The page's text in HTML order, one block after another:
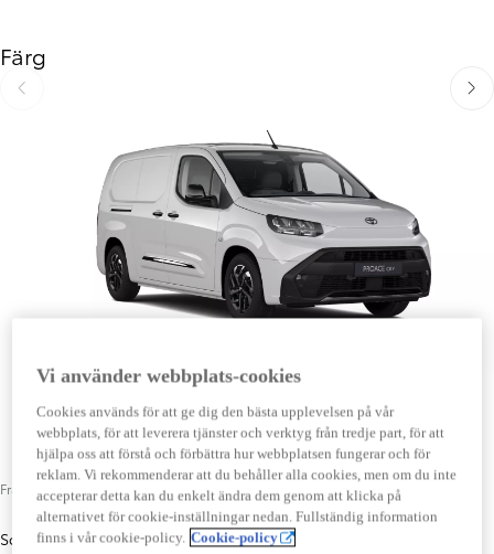
Färg
Föregående
Från 0 kr exkl. moms
Solid -Icy White (EPR) Från 0 kr exkl. moms
Vi använder webbplats-cookies
Cookies används för att ge dig den bästa upplevelsen på vår
webbplats, för att leverera tjänster och verktyg från tredje part, för att
hjälpa oss att förstå och förbättra hur webbplatsen fungerar och för
reklam. Vi rekommenderar att du behåller alla cookies, men om du inte
accepterar detta kan du enkelt ändra dem genom att klicka på
alternativet för cookie-inställningar nedan. Fullständig information
finns i vår cookie-policy. Cookie-policy